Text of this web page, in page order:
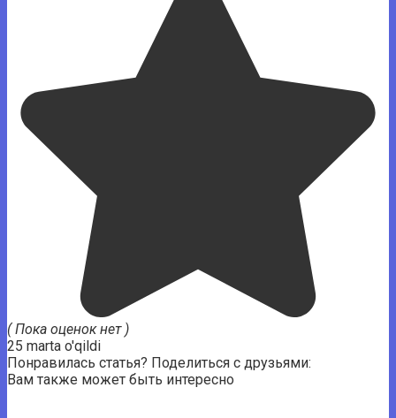
( Пока оценок нет )
25 marta o'qildi
Понравилась статья? Поделиться с друзьями:
Вам также может быть интересно